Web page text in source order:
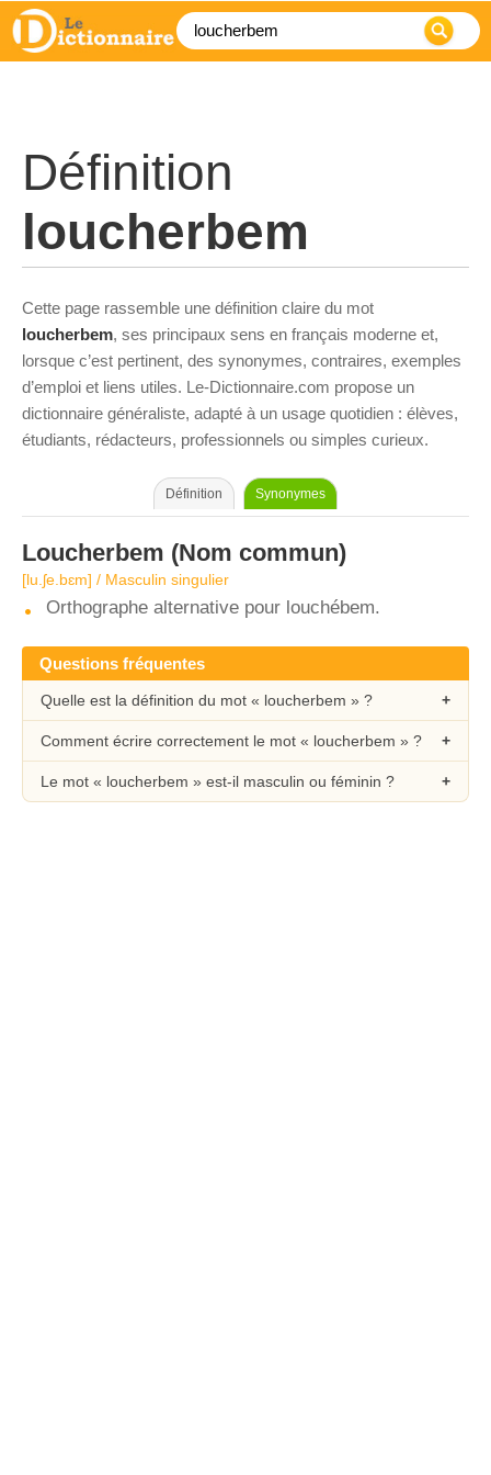
Définition
loucherbem
Cette page rassemble une définition claire du mot
loucherbem, ses principaux sens en français moderne et,
lorsque c’est pertinent, des synonymes, contraires, exemples
d’emploi et liens utiles. Le-Dictionnaire.com propose un
dictionnaire généraliste, adapté à un usage quotidien : élèves,
étudiants, rédacteurs, professionnels ou simples curieux.
Définition Synonymes
Loucherbem (Nom commun)
[lu.ʃe.bɛm] / Masculin singulier
Orthographe alternative pour louchébem.
Questions fréquentes
Quelle est la définition du mot « loucherbem » ?
Comment écrire correctement le mot « loucherbem » ?
Le mot « loucherbem » est-il masculin ou féminin ?